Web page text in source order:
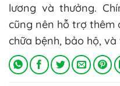
lương và thưởng.
cũng nên hỗ trợ thêm
chữa bệnh, bảo hộ,